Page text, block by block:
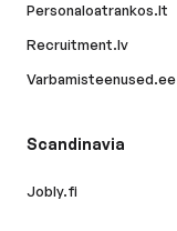
Personaloatrankos.lt
Recruitment.lv
Varbamisteenused.ee
Scandinavia
Jobly.fi